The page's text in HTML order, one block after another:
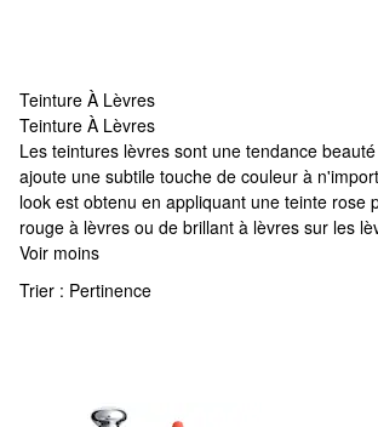
Teinture À Lèvres
Teinture À Lèvres
Teinture À Lèvres
Les teintures lèvres sont une tendance
ajoute une subtile touche de couleur à
look est obtenu en appliquant une teinte rose
rouge à lèvres ou de brillant à lèvres sur les
Voir moins
Trier : Pertinence